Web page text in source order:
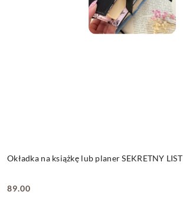
Okładka na książkę lub planer SEKRETNY LIST
Cena:
89.00